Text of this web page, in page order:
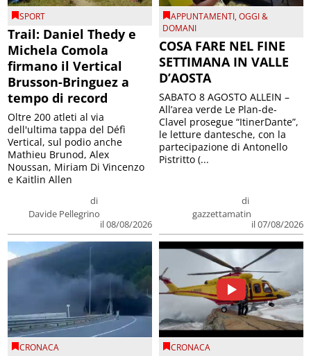
SPORT
Trail: Daniel Thedy e
Michela Comola
firmano il Vertical
Brusson-Bringuez a
tempo di record
di
Davide Pellegrino
il 08/08/2026
Oltre 200 atleti al via
dell'ultima tappa del Défì
Vertical, sul podio anche
Mathieu Brunod, Alex
Noussan, Miriam Di Vincenzo
e Kaitlin Allen
APPUNTAMENTI,OGGI &
DOMANI
COSA FARE NEL FINE
SETTIMANA IN VALLE
D’AOSTA
di
gazzettamatin
il 07/08/2026
SABATO 8 AGOSTO ALLEIN –
All’area verde Le Plan-de-
Clavel prosegue “ItinerDante”,
le letture dantesche, con la
partecipazione di Antonello
Pistritto (...
CRONACA CRONACA